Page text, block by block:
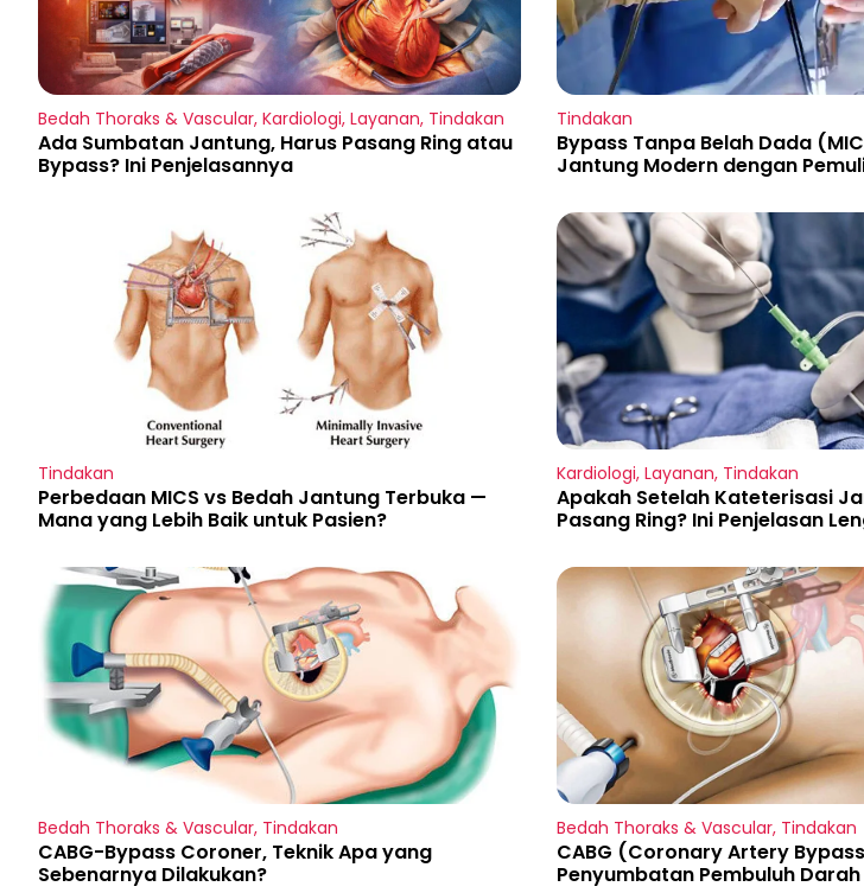
Bedah Thoraks & Vascular, Kardiologi, Layanan, Tindakan
Ada Sumbatan Jantung, Harus Pasang Ring atau
Bypass? Ini Penjelasannya
Tindakan
Bypass Tanpa Belah Dada
Jantung Modern dengan
Tindakan
Perbedaan MICS vs Bedah Jantung Terbuka —
Mana yang Lebih Baik untuk Pasien?
Kardiologi, Layanan, Tindakan
Apakah Setelah Kateterisasi
Pasang Ring? Ini Penjelasan
Bedah Thoraks & Vascular, Tindakan
CABG-Bypass Coroner, Teknik Apa yang
Sebenarnya Dilakukan?
Bedah Thoraks & Vascular, Tindakan
CABG (Coronary Artery
Penyumbatan Pembuluh